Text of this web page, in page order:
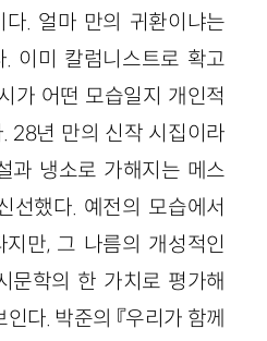
. 얼마 만의 귀환이냐는
이미 칼럼니스트로 확고
가 어떤 모습일지 개인적
28년 만의 신작 시집이라
과 냉소로 가해지는 메스
선했다. 예전의 모습에서
만, 그 나름의 개성적인
문학의 한 가치로 평가해
다. 박준의 『우리가 함께